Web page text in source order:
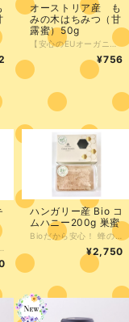
オーストリア産 も
みの木はちみつ（甘
露蜜）50g
【安心のEUオーガニック規定認定】 「EUオーガニック認定。日本未体験の贅沢、オーストリア産『甘露蜜』」 一般的な花の蜜とは一線を画す、モミの木の樹液を蜜源とした貴重なハチミツが届きました。 厳しいEUオーガニック規定をクリアした確かな品質。 ナッツとのマリアージュはまさに絶品。チーズやバゲットに添えるだけで、いつもの食卓がプロのバルに変わります。健康を気遣う方や、お酒を嗜む方への特別なギフトとしても、その「語れるストーリー」と共に喜ばれる逸品です。 ●1歳未満の乳児には与えないでください。 採蜜時期 6月中旬～7月 採蜜場所 (シュタイヤーマルク オーストリア) 注）実際の50ｇサイズの商品は、写真より平べったい容器形状になります。
¥756
ハンガリー産 Bio コ
ムハニー200g 巣蜜
Bioだから安心！ 蜂の巣ごと切り出した贅沢なはちみつです。 プロポリスやロイヤルゼリーが豊富に含まれています。 「とろ～り、巣ごと味わう背徳の贅沢。憧れのコムハニーでおうちカフェ」 蜂の巣をそのまま切り出した、自然の姿そのままの「コムハニー」。 熱々のトーストにたっぷりバターを塗り、その上に巣蜜を贅沢にのせてみてください。 バターの塩気と、じゅわっと溢れ出すアカシア蜜の濃厚な甘みが溶け合う瞬間は、まさに至福。 Bio（オーガニック）認定の安心感とともに、いつもの朝を「特別なおうちカフェタイム」へ。自分へのご褒美に、これ以上ない贅沢を。 ※ハンガリー産アカシアはちみつになります。 ※1歳未満の乳児には食べさせないでください。
¥2,750